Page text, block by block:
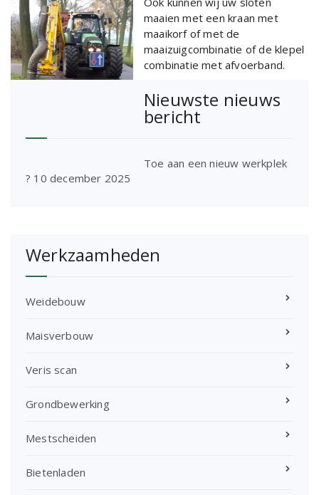
maaien met een kraan met
maaikorf of met de
maaizuigcombinatie of de klepel
combinatie met afvoerband.
Nieuwste nieuws
bericht
Toe aan een nieuw werkplek
? 10 december 2025
Werkzaamheden
Weidebouw
Maisverbouw
Veris scan
Grondbewerking
Mestscheiden
Bietenladen